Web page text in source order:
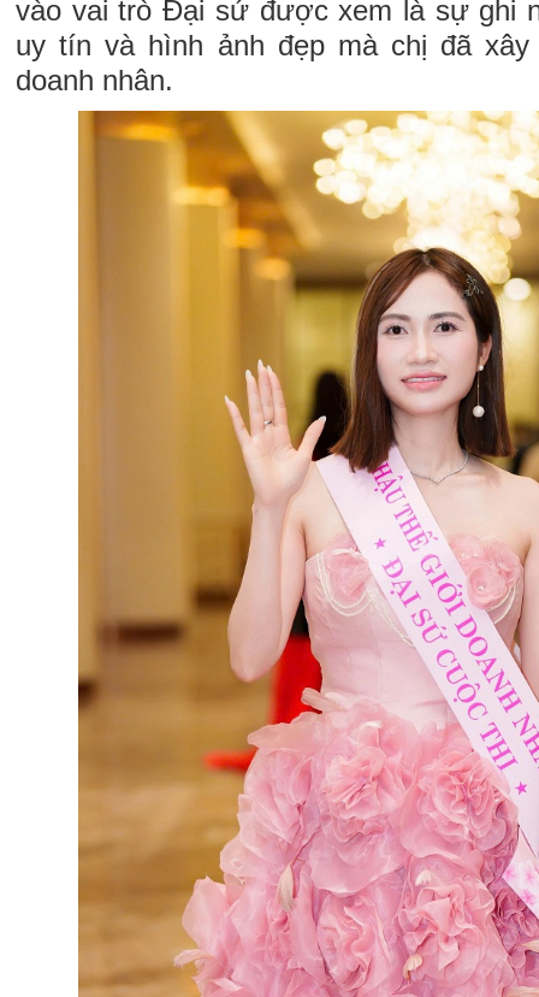
vào vai trò Đại sứ được xem là sự ghi
uy tín và hình ảnh đẹp mà chị đã xây
doanh nhân.